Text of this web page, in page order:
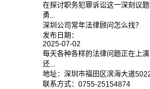
在探讨职务犯罪诉讼这一深刻议
勇...
深圳公司常年法律顾问怎么找？
发布日期：
2025-07-02
每天各种各样的法律问题正在上
还...
地址：深圳市福田区滨海大道
联系方式：0755-25154874